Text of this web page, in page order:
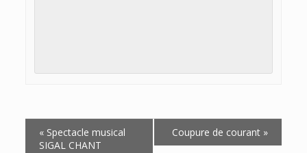
Navigation
Évènement
«Spectacle musical
SIGAL CHANT
Coupure de courant »